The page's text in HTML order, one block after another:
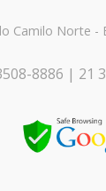
Camilo Norte -
8886 | 21